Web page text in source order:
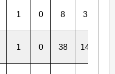
1 0 8 3
1 0 38 14